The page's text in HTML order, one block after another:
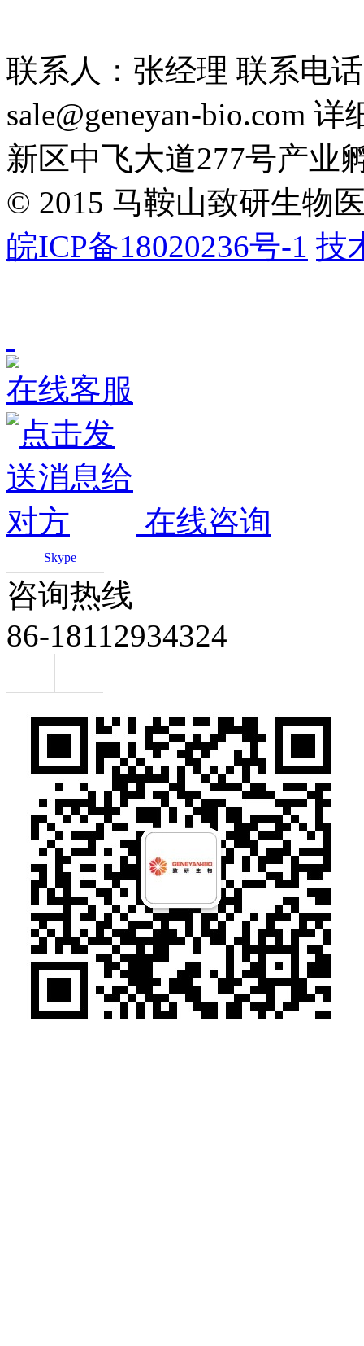
联系人：张经理 联系电
sale@geneyan-bio.com
新区中飞大道277号产业
© 2015 马鞍山致研生物
皖ICP备18020236号-1 技
在线客服
在线咨询
Skype
咨询热线
86-18112934324